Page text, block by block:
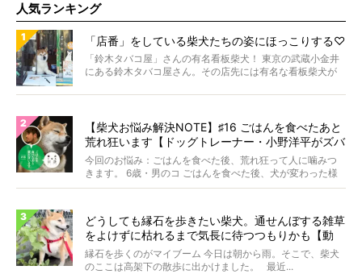
人気ランキング
「店番」をしている柴犬たちの姿にほっこりする♡
「鈴木タバコ屋」さんの有名看板柴犬！ 東京の武蔵小金井
にある鈴木タバコ屋さん。その店先には有名な看板柴犬が
【柴犬お悩み解決NOTE】♯16 ごはんを食べたあと
荒れ狂います【ドッグトレーナー・小野洋平がズバ
リ回答】
今回のお悩み：ごはんを食べた後、荒れ狂って人に噛みつ
きます。 6歳・男のコ ごはんを食べた後、犬が変わった様
に...
どうしても縁石を歩きたい柴犬。通せんぼする雑草
をよけずに枯れるまで気長に待つつもりかも【動
画】
縁石を歩くのがマイブーム 今日は朝から雨。そこで、柴犬
のここは高架下の散歩に出かけました。 最近...